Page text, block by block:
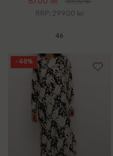
RRP: 299.00 lei
46
- 48%